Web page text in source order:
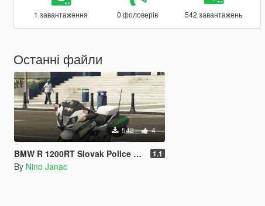
1 завантаження 0 фоловерів 542 завантажень
Останні файли
542 4
BMW R 1200RT Slovak Police Paintjob 1.1
By Nino Janac